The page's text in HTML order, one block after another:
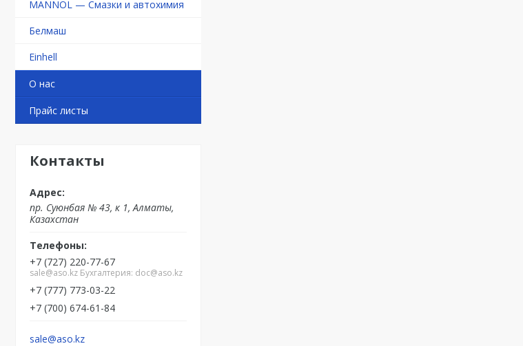
MANNOL — Смазки и автохимия
Белмаш
Einhell
О нас
Прайс листы
Контакты
пр. Суюнбая № 43, к 1, Алматы,
Казахстан
+7 (727) 220-77-67
sale@aso.kz Бухгалтерия: doc@aso.kz
+7 (777) 773-03-22
+7 (700) 674-61-84
sale@aso.kz